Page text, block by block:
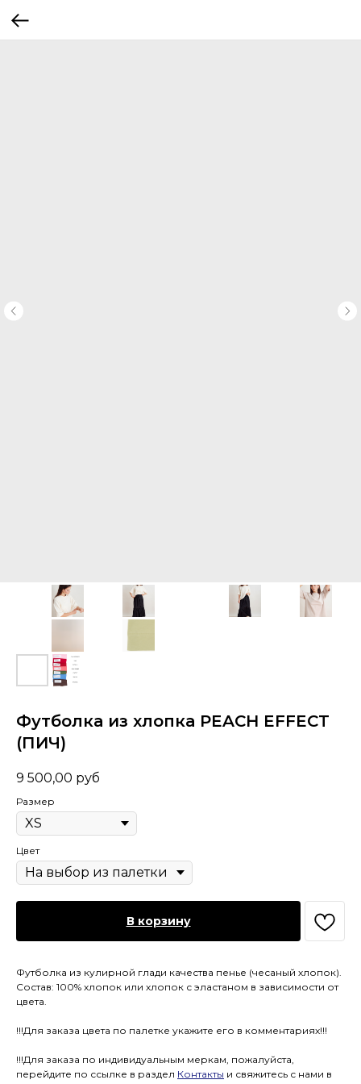
Футболка из хлопка PEACH EFFECT
(ПИЧ)
9 500,00 руб
Размер
Цвет
В корзину
Футболка из кулирной глади качества пенье (чесаный хлопок).
Состав: 100% хлопок или хлопок с эластаном в зависимости от
цвета.
!!!Для заказа цвета по палетке укажите его в комментариях!!!
!!!Для заказа по индивидуальным меркам, пожалуйста,
перейдите по ссылке в раздел Контакты и свяжитесь с нами в